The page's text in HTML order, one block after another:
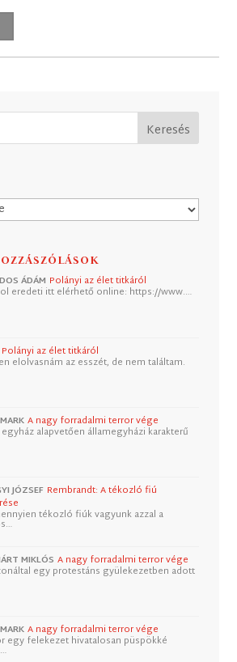
ÁDÁM Polányi az élet titkáról
eredeti itt elérhető online: https://www.…
Polányi az élet titkáról
elolvasnám az esszét, de nem találtam.
A nagy forradalmi terror vége
alapvetően államegyházi karakterű
JÓZSEF Rembrandt: A tékozló fiú
tékozló fiúk vagyunk azzal a
MIKLÓS A nagy forradalmi terror vége
egy protestáns gyülekezetben adott
A nagy forradalmi terror vége
egy felekezet hivatalosan püspökké